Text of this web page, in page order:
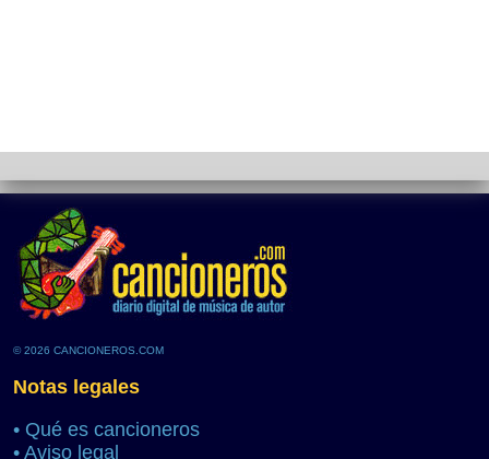
© 2026 CANCIONEROS.COM
Notas legales
• Qué es cancioneros
• Aviso legal